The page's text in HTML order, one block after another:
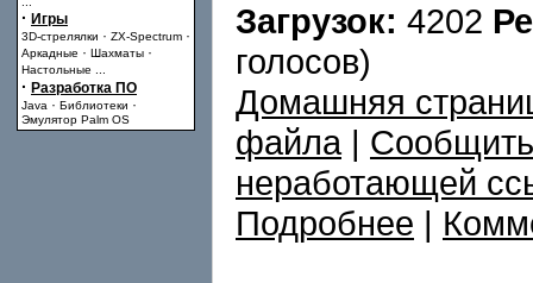
· Игры
3D-стрелялки · ZX-Spectrum ·
Аркадные · Шахматы ·
Настольные
· Разработка ПО
Java · Библиотеки ·
Эмулятор Palm OS
Загрузок: 4202
голосов)
Домашняя
файла|
неработающей
Подробнее |